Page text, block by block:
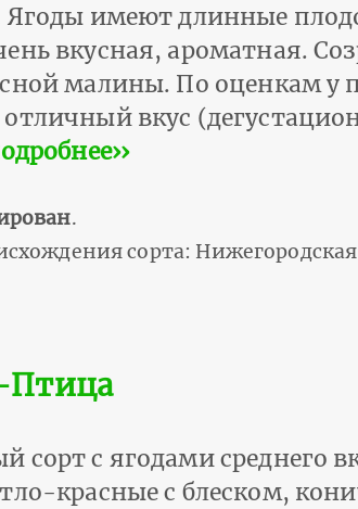
Ягоды имеют длинные
вкусная, ароматная.
малины. По оценкам у
вкус
.
сорта: Нижегородская
сорт с ягодами среднего
красные с блеском,